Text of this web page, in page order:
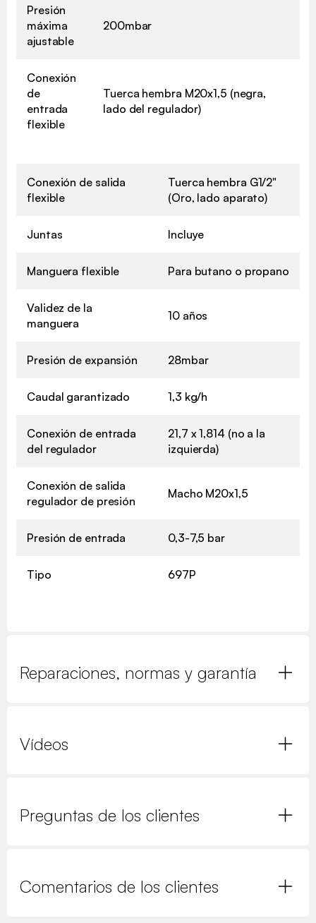
Presión
máxima
ajustable
200mbar
Conexión
de
entrada
flexible
Tuerca hembra M20x1,5 (negra,
lado del regulador)
Conexión de salida
flexible
Tuerca hembra G1/2"
(Oro, lado aparato)
Juntas Incluye
Manguera flexible Para butano o propano
Validez de la
manguera
10 años
Presión de expansión 28mbar
Caudal garantizado 1,3 kg/h
Conexión de entrada
del regulador
21,7 x 1,814 (no a la
izquierda)
Conexión de salida
regulador de presión
Macho M20x1,5
Presión de entrada 0,3-7,5 bar
Tipo 697P
Reparaciones, normas y garantía
Vídeos
Preguntas de los clientes
Comentarios de los clientes